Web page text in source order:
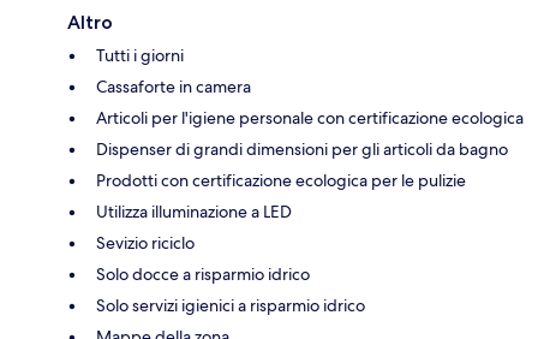
Altro
Tutti i giorni
Cassaforte in camera
Articoli per l'igiene personale con certificazione ecologica
Dispenser di grandi dimensioni per gli articoli da bagno
Prodotti con certificazione ecologica per le pulizie
Utilizza illuminazione a LED
Sevizio riciclo
Solo docce a risparmio idrico
Solo servizi igienici a risparmio idrico